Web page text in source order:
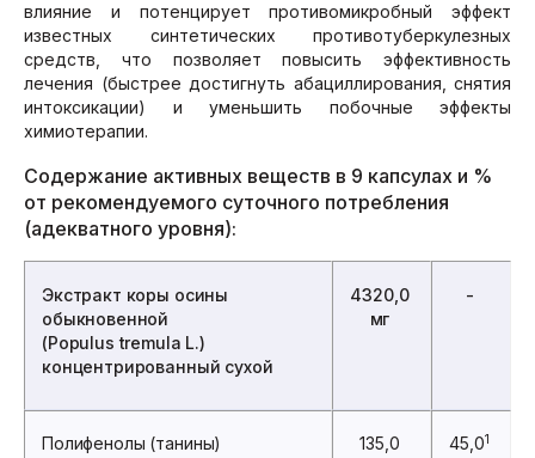
влияние и потенцирует противомикробный эффект
известных синтетических противотуберкулезных
средств, что позволяет повысить эффективность
лечения (быстрее достигнуть абациллирования, снятия
интоксикации) и уменьшить побочные эффекты
химиотерапии.
Содержание активных веществ в 9 капсулах и %
от рекомендуемого суточного потребления
(адекватного уровня):
Экстракт коры осины
обыкновенной
(Populus tremula L.)
концентрированный сухой
4320,0
мг
-
Полифенолы (танины)
135,0
45,01